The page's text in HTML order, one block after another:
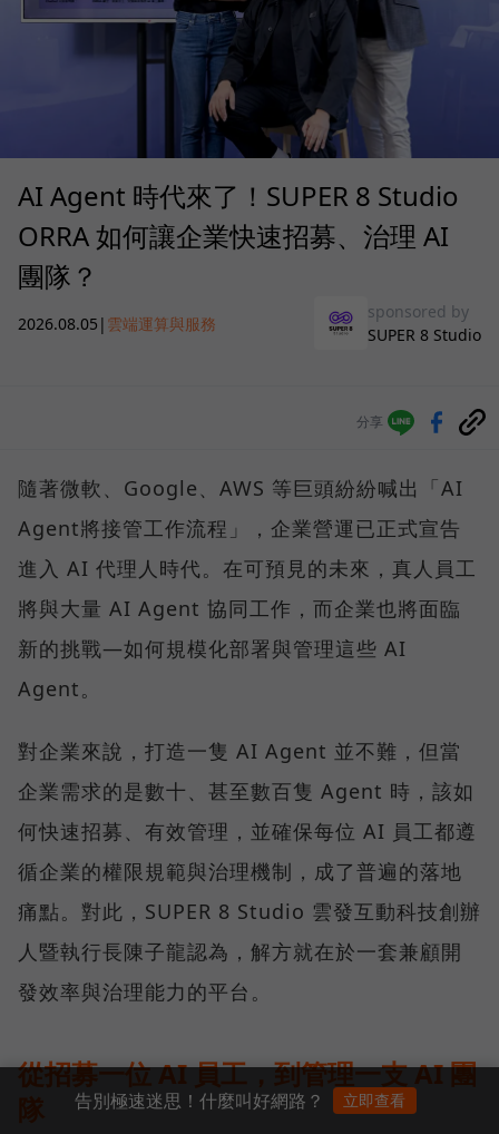
AI Agent 時代來了！SUPER 8 Studio
ORRA 如何讓企業快速招募、治理 AI
團隊？
2026.08.05 | 雲端運算與服務
sponsored by
SUPER 8 Studio
分享
隨著微軟、Google、AWS 等巨頭紛紛喊出「AI
Agent將接管工作流程」，企業營運已正式宣告
進入 AI 代理人時代。在可預見的未來，真人員工
將與大量 AI Agent 協同工作，而企業也將面臨
新的挑戰—如何規模化部署與管理這些 AI
Agent。
對企業來說，打造一隻 AI Agent 並不難，但當
企業需求的是數十、甚至數百隻 Agent 時，該如
何快速招募、有效管理，並確保每位 AI 員工都遵
循企業的權限規範與治理機制，成了普遍的落地
痛點。對此，SUPER 8 Studio 雲發互動科技創辦
人暨執行長陳子龍認為，解方就在於一套兼顧開
發效率與治理能力的平台。
從招募一位 AI 員工，到管理一支 AI 團
隊
告別極速迷思！什麼叫好網路？ 立即查看